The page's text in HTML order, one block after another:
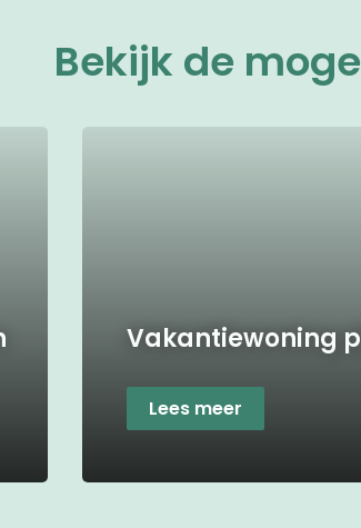
Bekijk de
Vakantiewoning
Lees meer